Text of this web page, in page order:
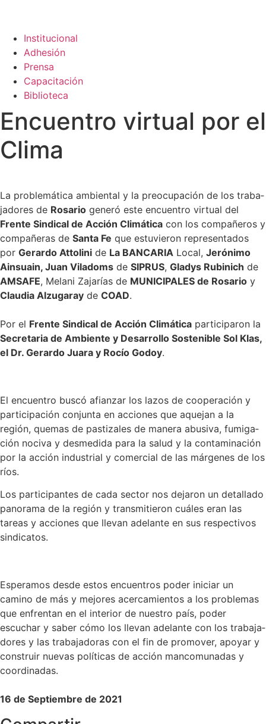
Institucional
Adhesión
Prensa
Capacitación
Biblioteca
Encuentro virtual por el
Clima
La proble­má­tica ambiental y la preocu­pa­ción de los traba­
ja­dores de Rosario generó este encuentro virtual del
Frente Sindical de Acción Climá­tica con los compa­ñeros y
compa­ñeras de Santa Fe que estuvieron repre­sen­tados
por Gerardo Attolini de La BANCARIA Local, Jerónimo
Ainsuain, Juan Viladoms de SIPRUS, Gladys Rubinich de
AMSAFE, Melani Zajarías de MUNICIPALES de Rosario y
Claudia Alzugaray de COAD.
Por el Frente Sindical de Acción Climá­tica parti­ci­paron la
Secre­taria de Ambiente y Desarrollo Soste­nible Sol Klas,
el Dr. Gerardo Juara y Rocío Godoy.
El encuentro buscó afianzar los lazos de coope­ra­ción y
parti­ci­pa­ción conjunta en acciones que aquejan a la
región, quemas de pasti­zales de manera abusiva, fumiga­
ción nociva y desme­dida para la salud y la conta­mi­na­ción
por la acción indus­trial y comer­cial de las márgenes de los
ríos.
Los parti­ci­pantes de cada sector nos dejaron un detallado
panorama de la región y trans­mi­tieron cuáles eran las
tareas y acciones que llevan adelante en sus respec­tivos
sindi­catos.
Esperamos desde estos encuen­tros poder iniciar un
camino de más y mejores acerca­mientos a los problemas
que enfrentan en el interior de nuestro país, poder
escuchar y saber cómo los llevan adelante con los traba­ja­
dores y las traba­ja­doras con el fin de promover, apoyar y
construir nuevas políticas de acción manco­mu­nadas y
coordi­nadas.
16 de Septiembre de 2021